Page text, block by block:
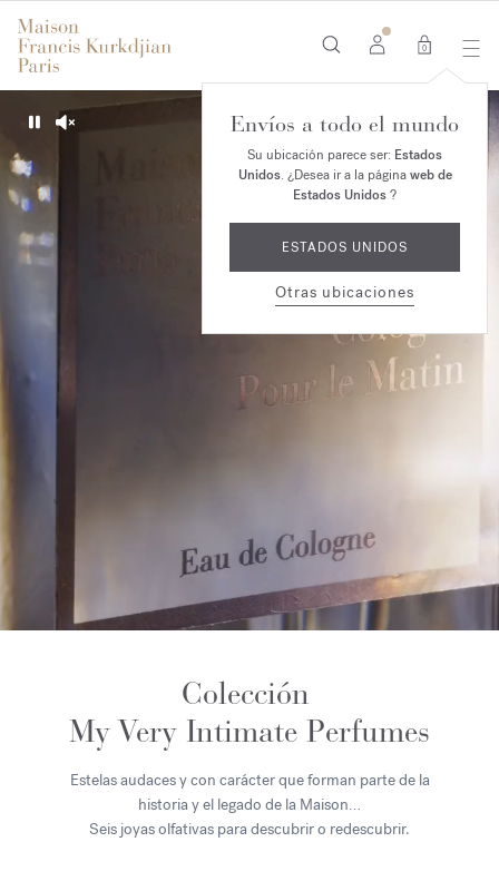
0
Envíos a todo el mundo
Su ubicación parece ser: Estados
Unidos. ¿Desea ir a la páginaweb de
Estados Unidos?
ESTADOS UNIDOS
Otras ubicaciones
PauseUnmute
Colección
My Very Intimate Perfumes
Estelas audaces y con carácter que forman parte de la
historia y el legado de la Maison…
Seis joyas olfativas para descubrir o redescubrir.